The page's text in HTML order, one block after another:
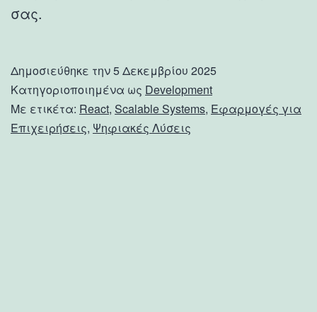
σας.
Δημοσιεύθηκε την5 Δεκεμβρίου 2025
Κατηγοριοποιημένα ως Development
Με ετικέτα: React, Scalable Systems, Εφαρμογές για
Επιχειρήσεις, Ψηφιακές Λύσεις